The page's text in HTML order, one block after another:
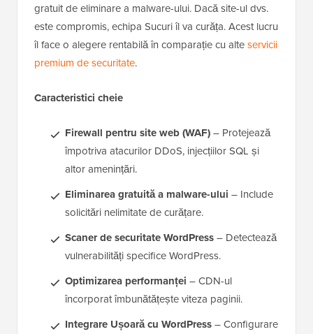
gratuit de eliminare a malware-ului. Dacă site-ul dvs.
este compromis, echipa Sucuri îl va curăța. Acest lucru
îl face o alegere rentabilă în comparație cu alteservicii
premium de securitate.
Caracteristici cheie
Firewall pentru site web (WAF)– Protejează
împotriva atacurilor DDoS, injecțiilor SQL și
altor amenințări.
Eliminarea gratuită a malware-ului – Include
solicitări nelimitate de curățare.
Scaner de securitate WordPress– Detectează
vulnerabilități specifice WordPress.
Optimizarea performanței – CDN-ul
încorporat îmbunătățește viteza paginii.
Integrare Ușoară cu WordPress– Configurare